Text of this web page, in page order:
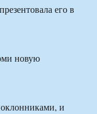
его в
и